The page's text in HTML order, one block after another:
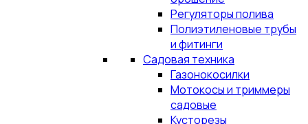
Регуляторы полива
Полиэтиленовые трубы
и фитинги
Садовая техника
Газонокосилки
Мотокосы и триммеры
садовые
Кусторезы